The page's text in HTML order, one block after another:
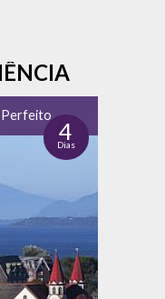
Perfeito
4
Dias